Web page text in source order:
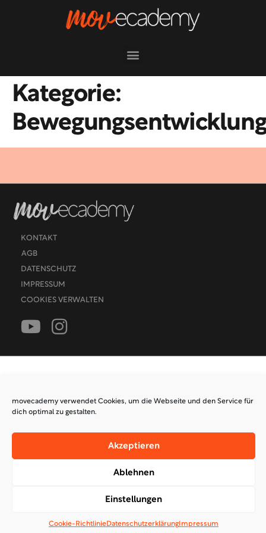
movecademy verwendet Cookies, um die Webseite und den Service für
dich optimal zu gestalten.
Akzeptieren
Ablehnen
Einstellungen
Cookie-Richtlinie Datenschutzerklärung Impressum
Kategorie:
KONTAKT
AGB
DATENSCHUTZ
IMPRESSUM
COOKIES VERWALTEN